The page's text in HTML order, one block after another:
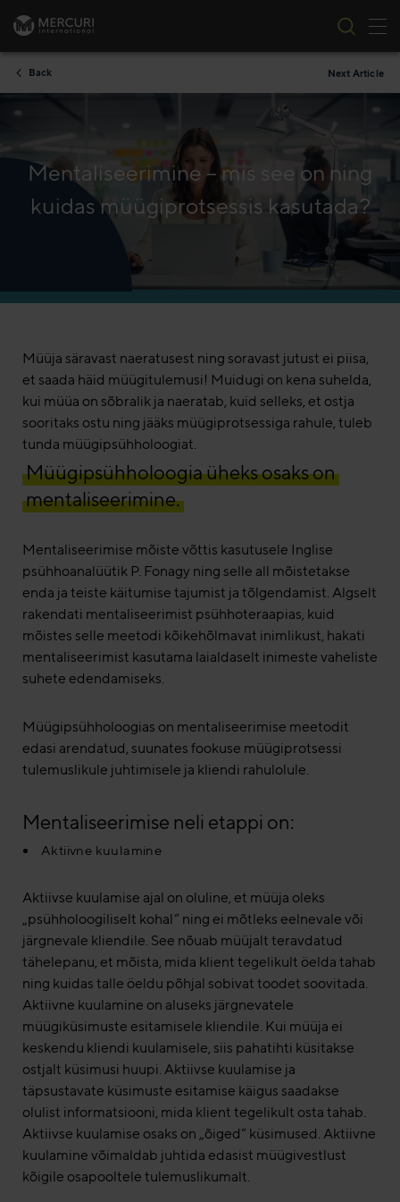
Skip to content
Back Next Article
Mentaliseerimine – mis see on ning
kuidas müügiprotsessis kasutada?
Müüja säravast naeratusest ning soravast jutust ei piisa,
et saada häid müügitulemusi! Muidugi on kena suhelda,
kui müüa on sõbralik ja naeratab, kuid selleks, et ostja
sooritaks ostu ning jääks müügiprotsessiga rahule, tuleb
tunda müügipsühholoogiat.
Müügipsühholoogia üheks osaks on
mentaliseerimine.
Mentaliseerimise mõiste võttis kasutusele Inglise
psühhoanalüütik P. Fonagy ning selle all mõistetakse
enda ja teiste käitumise tajumist ja tõlgendamist. Algselt
rakendati mentaliseerimist psühhoteraapias, kuid
mõistes selle meetodi kõikehõlmavat inimlikust, hakati
mentaliseerimist kasutama laialdaselt inimeste vaheliste
suhete edendamiseks.
Müügipsühholoogias on mentaliseerimise meetodit
edasi arendatud, suunates fookuse müügiprotsessi
tulemuslikule juhtimisele ja kliendi rahulolule.
Mentaliseerimise neli etappi on:
Aktiivne kuulamine
Aktiivse kuulamise ajal on oluline, et müüja oleks
„psühholoogiliselt kohal“ ning ei mõtleks eelnevale või
järgnevale kliendile. See nõuab müüjalt teravdatud
tähelepanu, et mõista, mida klient tegelikult öelda tahab
ning kuidas talle öeldu põhjal sobivat toodet soovitada.
Aktiivne kuulamine on aluseks järgnevatele
müügiküsimuste esitamisele kliendile. Kui müüja ei
keskendu kliendi kuulamisele, siis pahatihti küsitakse
ostjalt küsimusi huupi. Aktiivse kuulamise ja
täpsustavate küsimuste esitamise käigus saadakse
olulist informatsiooni, mida klient tegelikult osta tahab.
Aktiivse kuulamise osaks on „õiged“ küsimused. Aktiivne
kuulamine võimaldab juhtida edasist müügivestlust
kõigile osapooltele tulemuslikumalt.